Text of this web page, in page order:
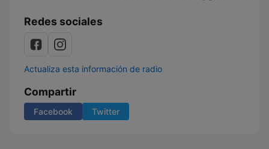
Redes sociales
Actualiza esta información de radio
Compartir
Facebook Twitter